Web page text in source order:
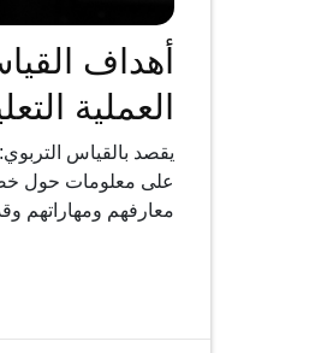
أهداف
العملية
يقصد بالقياس
على معلومات حول
معارفهم ومهاراتهم